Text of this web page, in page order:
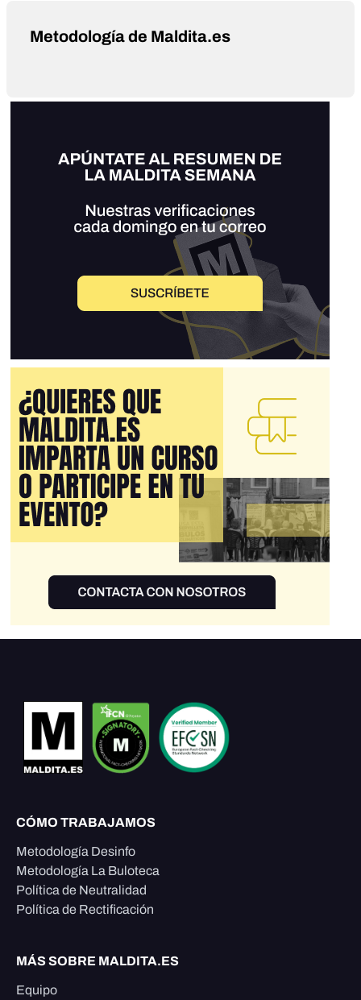
Metodología de Maldita.es
CÓMO TRABAJAMOS
Metodología Desinfo
Metodología La Buloteca
Política de Neutralidad
Política de Rectificación
MÁS SOBRE MALDITA.ES
Equipo